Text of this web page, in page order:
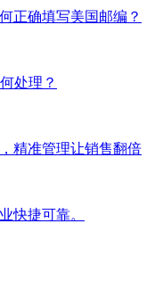
正确填写美国邮编？
处理？
精准管理让销售翻倍
快捷可靠。